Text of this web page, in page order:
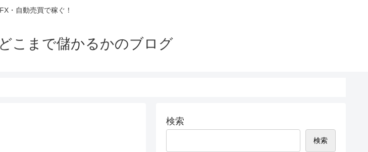
・自動売買で稼ぐ！
こまで儲かるかのブログ
検索
検索